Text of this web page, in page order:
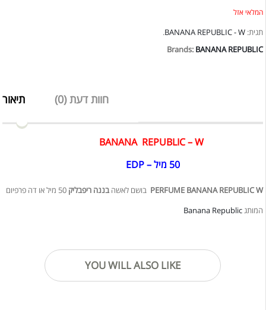
המלאי אזל
תגית:BANANA REPUBLIC - W
.
Brands: BANANA REPUBLIC
תיאור חוות דעת (0)
BANANA REPUBLIC – W
50 מיל – EDP
PERFUME BANANA REPUBLIC W בושם לאשהבננה ריפבליק 50 מיל או דה פרפיום
המותגBanana Republic
YOU WILL ALSO LIKE